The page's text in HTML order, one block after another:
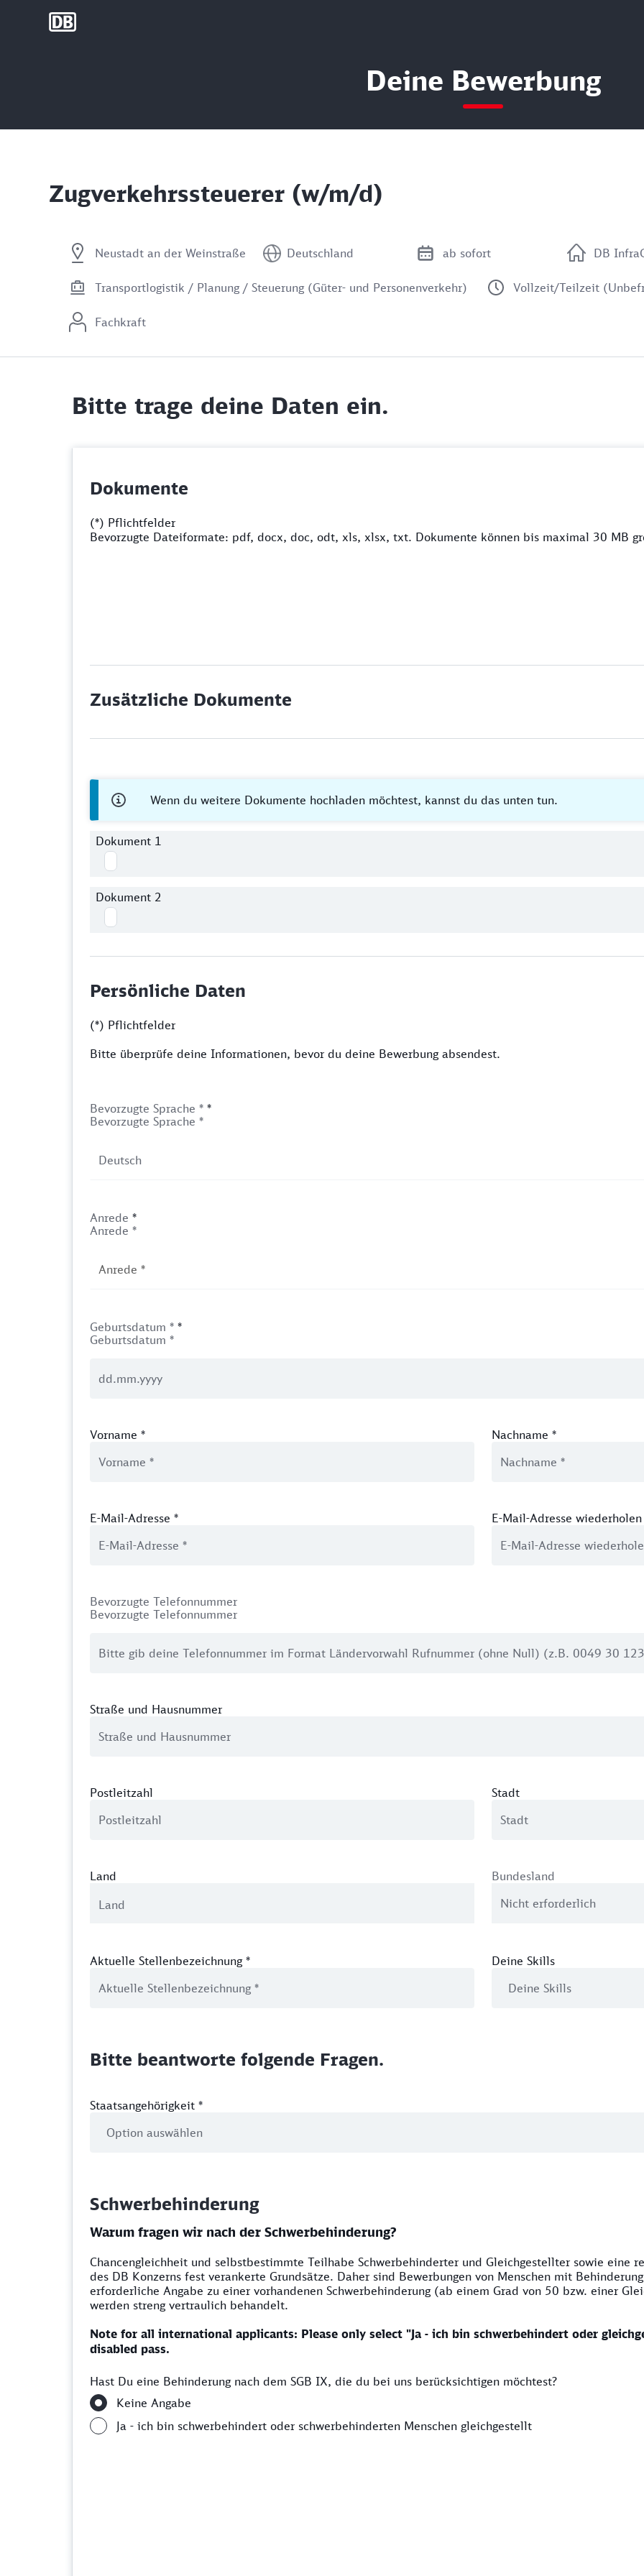
DB Group
Deine Bewerbung
Zugverkehrssteuerer (w/m/d)
Neustadt an der Weinstraße Deutschland ab sofort DB
Transportlogistik / Planung / Steuerung (Güter- und Personenverkehr) Vollzeit/Teilzeit
Fachkraft
Bitte trage deine Daten ein.
Dokumente
(*) Pflichtfelder
Bevorzugte Dateiformate: pdf, docx, doc, odt, xls, xlsx, txt. Dokumente können bis maximal 30 MB
Zusätzliche Dokumente
Wenn du weitere Dokumente hochladen möchtest, kannst du das unten tun.
Dokument 1
Dokument 2
Persönliche Daten
(*) Pflichtfelder
Bitte überprüfe deine Informationen, bevor du deine Bewerbung absendest.
Bevorzugte Sprache * *
Bevorzugte Sprache *
Anrede *
Anrede *
Geburtsdatum * *
Geburtsdatum *
Vorname * Nachname *
E-Mail-Adresse * E-Mail-Adresse wiederholen
Bevorzugte Telefonnummer
Bevorzugte Telefonnummer
Straße und Hausnummer
Postleitzahl Stadt
Land Bundesland
Aktuelle Stellenbezeichnung* Deine Skills
Bitte beantworte folgende Fragen.
Staatsangehörigkeit *
Schwerbehinderung
Warum fragen wir nach der Schwerbehinderung?
Chancengleichheit und selbstbestimmte Teilhabe Schwerbehinderter und Gleichgestellter sowie eine
des DB Konzerns fest verankerte Grundsätze. Daher sind Bewerbungen von Menschen mit
erforderliche Angabe zu einer vorhandenen Schwerbehinderung (ab einem Grad von 50 bzw. einer
werden streng vertraulich behandelt.
Note for all international applicants: Please only select "Ja - ich bin schwerbehindert oder
disabled pass.
Hast Du eine Behinderung nach dem SGB IX, die du bei uns berücksichtigen möchtest?
Keine Angabe
Ja - ich bin schwerbehindert oder schwerbehinderten Menschen gleichgestellt